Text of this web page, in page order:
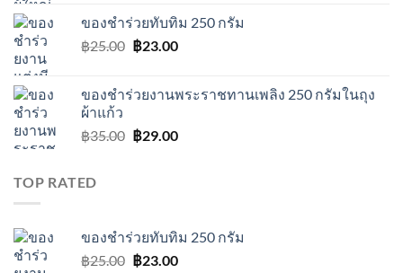
ของชําร่วยทับทิม 250 กรัม
฿25.00 Original
฿25.00.
฿23.00Current
฿23.00.
ของชำร่วยงานพระราชทานเพลิง 250 กรัมในถุง
ผ้าแก้ว
฿35.00 Original
฿29.00Current
TOP RATED
ของชําร่วยทับทิม 250 กรัม
฿25.00 Original
฿23.00Current